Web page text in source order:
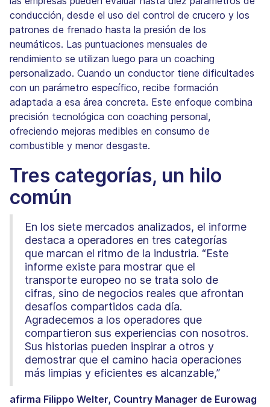
conducción, desde el uso del control de crucero y los
patrones de frenado hasta la presión de los
neumáticos. Las puntuaciones mensuales de
rendimiento se utilizan luego para un coaching
personalizado. Cuando un conductor tiene dificultades
con un parámetro específico, recibe formación
adaptada a esa área concreta. Este enfoque combina
precisión tecnológica con coaching personal,
ofreciendo mejoras medibles en consumo de
combustible y menor desgaste.
Tres categorías, un hilo
común
En los siete mercados analizados, el informe
destaca a operadores en tres categorías
que marcan el ritmo de la industria. “Este
informe existe para mostrar que el
transporte europeo no se trata solo de
cifras, sino de negocios reales que afrontan
desafíos compartidos cada día.
Agradecemos a los operadores que
compartieron sus experiencias con nosotros.
Sus historias pueden inspirar a otros y
demostrar que el camino hacia operaciones
más limpias y eficientes es alcanzable,”
afirma Filippo Welter, Country Manager de Eurowag